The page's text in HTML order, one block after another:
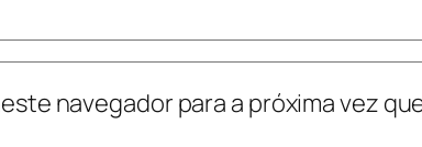
navegador para a próxima vez